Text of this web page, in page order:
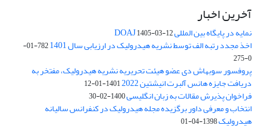
آخرین اخبار
نمایه در پایگاه بین المللی DOAJ1405-03-12
اخذ مجدد رتبه الف توسط نشریه هیدرولیک در ارزیابی سال 1401
782-01-
0-275
پروفسور سوبهاش دی عضو هیئت تحریریه نشریه هیدرولیک، مفتخر به
دریافت جایزه هانس آلبرت انیشتین 2022 1401-01-12
فراخوان پذیرش مقالات به زبان انگلیسی1400-02-30
انتخاب و معرفی داور برگزیده مجله هیدرولیک در کنفرانس سالیانه
هیدرولیک1398-04-01